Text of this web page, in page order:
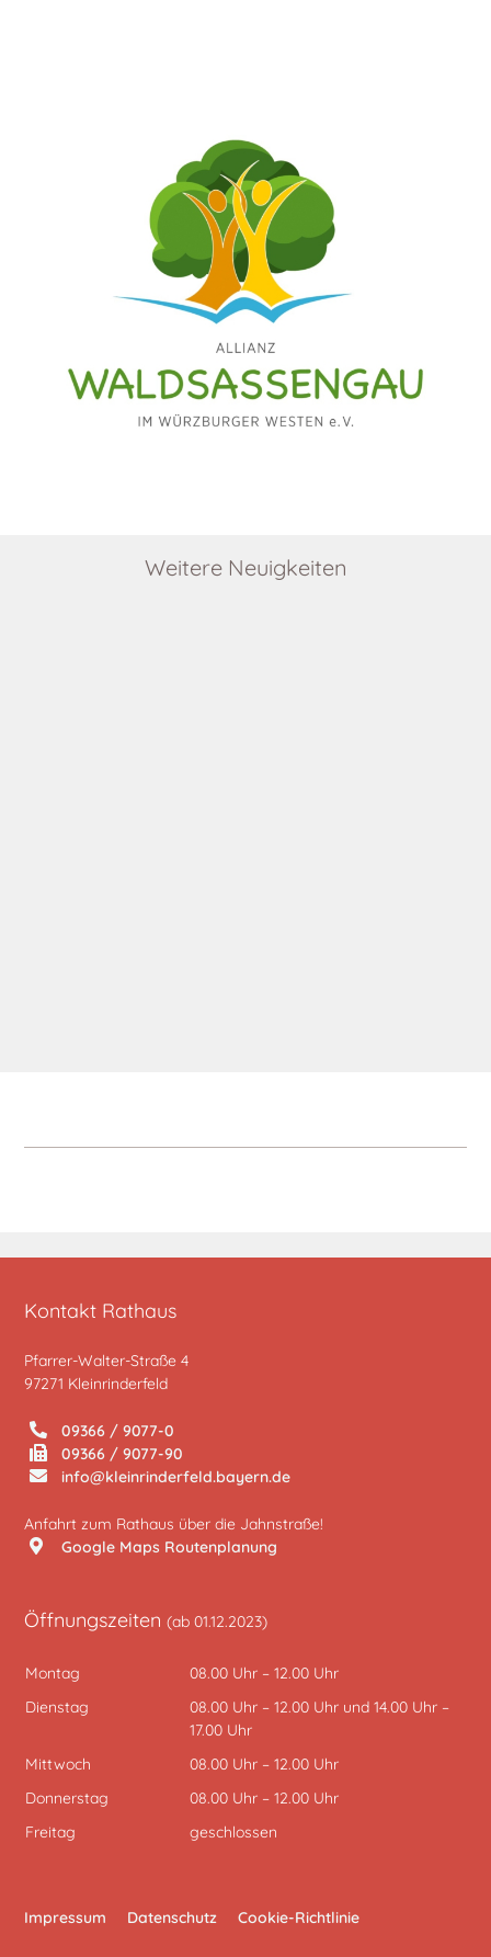
Weitere Neuigkeiten
Kontakt Rathaus
Pfarrer-Walter-Straße 4
97271 Kleinrinderfeld
09366 / 9077-0
09366 / 9077-90
info@kleinrinderfeld.bayern.de
Anfahrt zum Rathaus über die Jahnstraße!
Google Maps Routenplanung
Öffnungszeiten(ab 01.12.2023)
Montag
08.00 Uhr – 12.00 Uhr
Dienstag
08.00 Uhr – 12.00 Uhr und 14.00 Uhr –
17.00 Uhr
Mittwoch
08.00 Uhr – 12.00 Uhr
Donnerstag
08.00 Uhr – 12.00 Uhr
Freitag
geschlossen
Impressum Datenschutz Cookie-Richtlinie